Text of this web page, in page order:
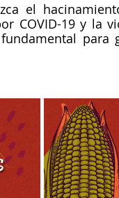
el
COVID-19 y la
para